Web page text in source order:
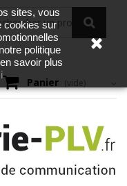
Panier (vide)
sites, vous
cookies sur
politique
savoir plus